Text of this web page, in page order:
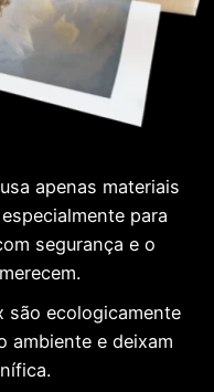
apenas materiais
para
segurança e o
são ecologicamente
ambiente e deixam